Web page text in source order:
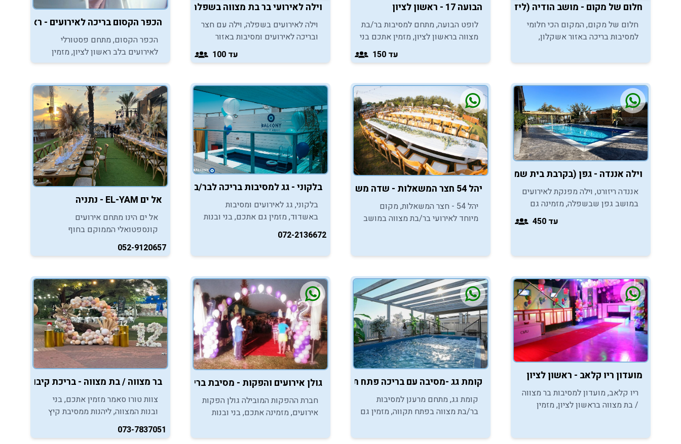
חלום של מקום - מושב הודיה (ליד אשקלון)
חלום של מקום, המקום הכי חלומי
למסיבות בריכה באזור אשקלון,
ליהנות מהמסיבה הכי מרעננת של
הבועה 17 - ראשון לציון
לופט הבועה, מתחם למסיבות בר/בת
מצווה בראשון לציון, מזמין אתכם בני
ובנות המצווה ליהנות ממסיבת בר/בת
מצווה מרעננת, תחת כיפת השמיים.
עד 150
וילה לאירועי בר בת מצווה בשפלה (ליד נתב"ג)
וילה לאירועים בשפלה, וילה עם חצר
ובריכה לאירועים ומסיבות באזור
השפלה, מזמינה אתכם ליהנות
מחוויית אירוח כיפית ובלתי נשכחת.
עד 100
הכפר הקסום בריכה לאירועים - ראשון
הכפר הקסום, מתחם פסטורלי
לאירועים בלב ראשון לציון, מזמין
אתכם ליהנות מהמקום הנכון לאירוח
המשפחה ולכל החברים.
וילה אננדה - גפן (בקרבת בית שמש)
אננדה ריזורט, וילה מפנקת לאירועים
במושב גפן שבשפלה, מזמינה גם
אתכם ליהנות ממתחם יוקרתי (פנים
וחוץ) המותאם לאירועי בר/בת מצווה.
עד 450
יהל 54 חצר המשאלות - שדה משה חבל לכיש
יהל 54 - חצר המשאלות, מקום
מיוחד לאירועי בר/בת מצווה במושב
כיפת השמיים.
בלקוני - גג למסיבות בריכה לבר/בת מצווה באשדוד
בלקוני, גג לאירועים ומסיבות
באשדוד, מזמין גם אתכם, בני ובנות
המצווה, ליהנות מהמקום הכי מיוחד
בעיר למסיבות בר/בת מצווה.
072-2136672
אל ים EL-YAM - נתניה
אל ים הינו מתחם אירועים
קונספטואלי הממוקם בחוף
פולג-נתניה. בשטח המתחם עומדות
לרשותכם מספר חלופות לקיום
מרגשים ובלתי נשכחים. הכנסו
והתרשמו...
052-9120657
מועדון ריו קלאב - ראשון לציון
ריו קלאב, מועדון למסיבות בר מצווה
/ בת מצווה בראשון לציון, מזמין
קומת גג -מסיבה עם בריכה פתח תקווה
קומת גג, מתחם מרענן למסיבות
בר/בת מצווה בפתח תקווה, מזמין גם
גולן אירועים והפקות - מסיבת בריכה - מודיעין
חברת ההפקות המובילה גולן הפקות
אירועים, מזמינה אתכם, בני ובנות
בהולמס פלייס במודיעין.
בר מצווה / בת מצווה - בריכת קיבוץ גבעת השלושה
צוות טורו סאמר מזמין אתכם, בני
ובנות המצווה, ליהנות ממסיבת קיץ
לוהטת במסגרת חגיגות בר/בת מצווה
בבריכה.
073-7837051